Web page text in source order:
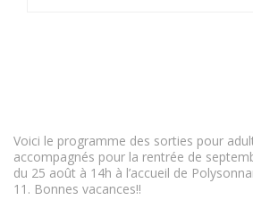
Voici le programme des sorties pour
accompagnés pour la rentrée de
du 25 août à 14h à l’accueil de
11. Bonnes vacances!!